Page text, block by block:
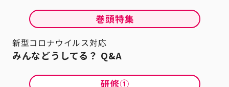
新型コロナウイルス対応
みんなどうしてる？ Q&A